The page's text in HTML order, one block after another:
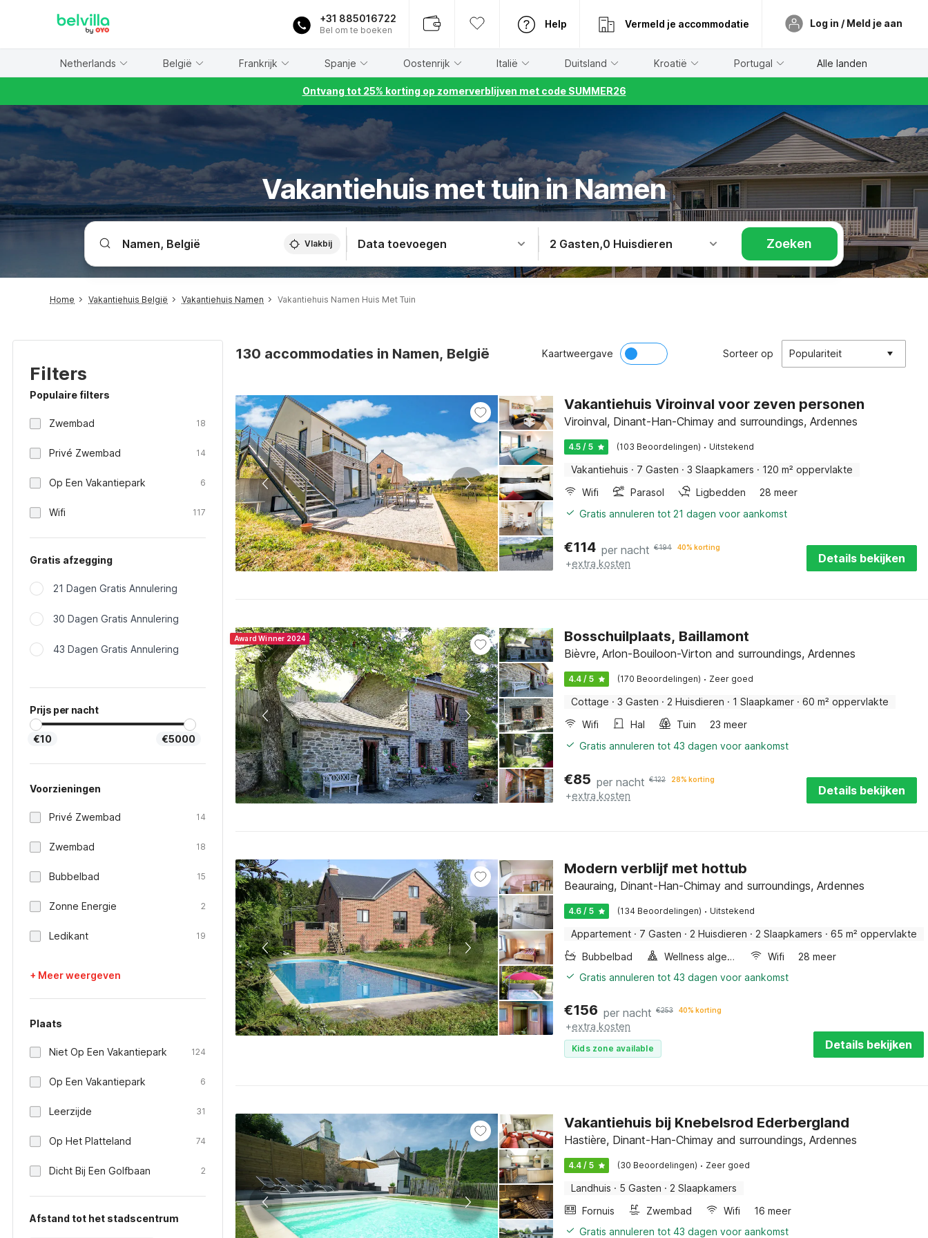
+31 885016722
Bel om te boeken
Help Vermeld je accommodatie Log in / Meld je aan
Netherlands België Frankrijk Spanje Oostenrijk Italië Duitsland Kroatië Portugal Alle landen
Ontvang tot 25% korting op zomerverblijven met code SUMMER26
Vakantiehuis met tuin in Namen
Vlakbij Data toevoegen 2 Gasten,0 Huisdieren Zoeken
Home Vakantiehuis België Vakantiehuis Namen Vakantiehuis Namen Huis Met Tuin
Filters
Populaire filters
Zwembad 18
Privé Zwembad 14
Op Een Vakantiepark 6
Wifi 117
Gratis afzegging
21 Dagen Gratis Annulering
30 Dagen Gratis Annulering
43 Dagen Gratis Annulering
Prijs per nacht
€10 €5000
Voorzieningen
Privé Zwembad 14
Zwembad 18
Bubbelbad 15
Zonne Energie 2
Ledikant 19
+ Meer weergeven
Plaats
Niet Op Een Vakantiepark 124
Op Een Vakantiepark 6
Leerzijde 31
Op Het Platteland 74
Dicht Bij Een Golfbaan 2
Afstand tot het stadscentrum
130 accommodaties in Namen, België Kaartweergave Sorteer op Populariteit
Vakantiehuis Viroinval voor zeven personen
Viroinval, Dinant-Han-Chimay and surroundings, Ardennes
4.5 / 5 (103 Beoordelingen) · Uitstekend
Vakantiehuis · 7 Gasten · 3 Slaapkamers · 120 m² oppervlakte
Wifi
Parasol Ligbedden
28 meer
Gratis annuleren tot 21 dagen voor aankomst
€114 per nacht €194 40% korting
+extra kosten Details bekijken
Award Winner 2024 Bosschuilplaats, Baillamont
Bièvre, Arlon-Bouiloon-Virton and surroundings, Ardennes
4.4 / 5 (170 Beoordelingen) · Zeer goed
Cottage · 3 Gasten · 2 Huisdieren · 1 Slaapkamer · 60 m² oppervlakte
Wifi
Hal Tuin
23 meer
Gratis annuleren tot 43 dagen voor aankomst
€85 per nacht €122 28% korting
+extra kosten Details bekijken
Modern verblijf met hottub
Beauraing, Dinant-Han-Chimay and surroundings, Ardennes
4.6 / 5 (134 Beoordelingen) · Uitstekend
Appartement · 7 Gasten · 2 Huisdieren · 2 Slaapkamers · 65 m² oppervlakte
Bubbelbad
Wellness algemeen Wifi
28 meer
Gratis annuleren tot 43 dagen voor aankomst
€156 per nacht €253 40% korting
+extra kosten
Kids zone available Details bekijken
Vakantiehuis bij Knebelsrod Ederbergland
Hastière, Dinant-Han-Chimay and surroundings, Ardennes
4.4 / 5 (30 Beoordelingen) · Zeer goed
Landhuis · 5 Gasten · 2 Slaapkamers
Fornuis
Zwembad Wifi
16 meer
Gratis annuleren tot 43 dagen voor aankomst